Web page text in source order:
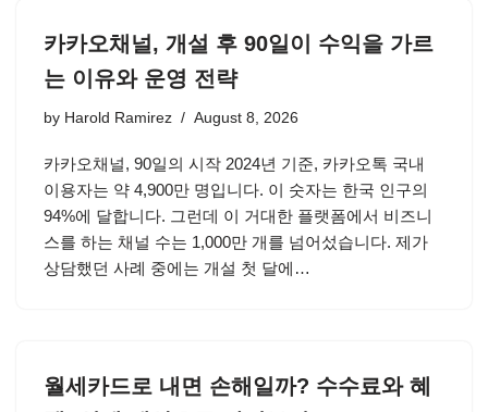
카카오채널, 개설 후 90일이 수익을 가르
는 이유와 운영 전략
by Harold Ramirez August 8, 2026
카카오채널, 90일의 시작 2024년 기준, 카카오톡 국내
이용자는 약 4,900만 명입니다. 이 숫자는 한국 인구의
94%에 달합니다. 그런데 이 거대한 플랫폼에서 비즈니
스를 하는 채널 수는 1,000만 개를 넘어섰습니다. 제가
상담했던 사례 중에는 개설 첫 달에…
월세카드로 내면 손해일까? 수수료와 혜